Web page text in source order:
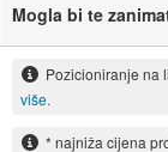
Mogla bi te
Pozicioniranje na
više.
* najniža cijena